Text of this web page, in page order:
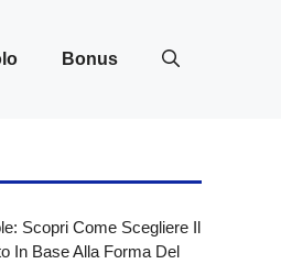
Bonus
Scopri Come Scegliere Il
In Base Alla Forma Del